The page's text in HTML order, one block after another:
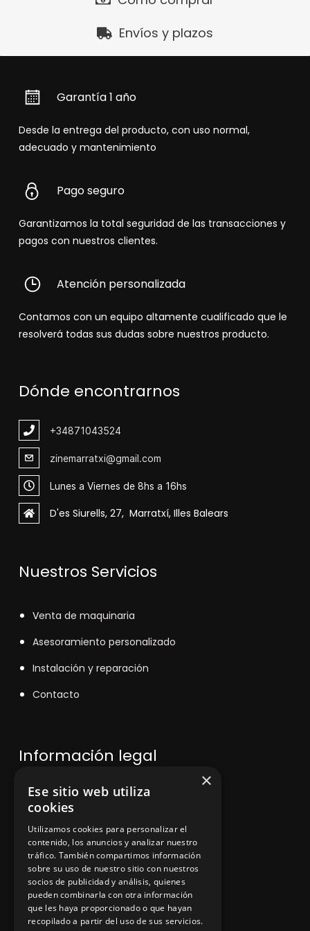
Envíos y plazos
Garantía 1 año
Desde la entrega del producto, con uso normal,
adecuado y mantenimiento
Pago seguro
Garantizamos la total seguridad de las transacciones y
pagos con nuestros clientes.
Atención personalizada
Contamos con un equipo altamente cualificado que le
resolverá todas sus dudas sobre nuestros producto.
Dónde encontrarnos
+34871043524
zinemarratxi@gmail.com
Lunes a Viernes de 8hs a 16hs
D'es Siurells, 27, Marratxí, Illes Balears
Nuestros Servicios
Venta de maquinaria
Asesoramiento personalizado
Instalación y reparación
Contacto
Información legal
Política de privacidad
Aviso legal
App Zine Hostelería
×
Ese sitio web utiliza
cookies
Utilizamos cookies para personalizar el
contenido, los anuncios y analizar nuestro
tráfico. También compartimos información
sobre su uso de nuestro sitio con nuestros
socios de publicidad y análisis, quienes
pueden combinarla con otra información
que les haya proporcionado o que hayan
recopilado a partir del uso de sus servicios.